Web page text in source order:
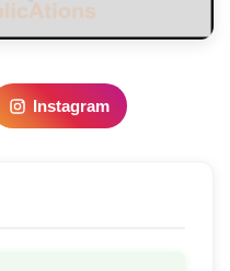
Instagram